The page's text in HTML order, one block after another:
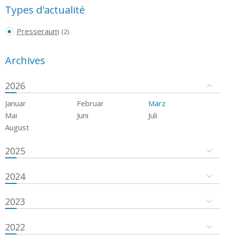
Types d'actualité
Presseraum (2)
Archives
2026
Januar Februar
März
Mai
Juni
Juli
August
2025
2024
2023
2022